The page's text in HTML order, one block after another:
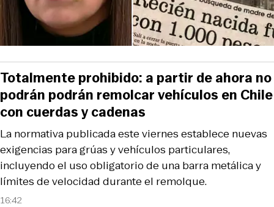
16:42
La normativa publicada este viernes establece nuevas
exigencias para grúas y vehículos particulares,
incluyendo el uso obligatorio de una barra metálica y
límites de velocidad durante el remolque.
Totalmente prohibido: a partir de ahora no
podrán podrán remolcar vehículos en Chile
con cuerdas y cadenas